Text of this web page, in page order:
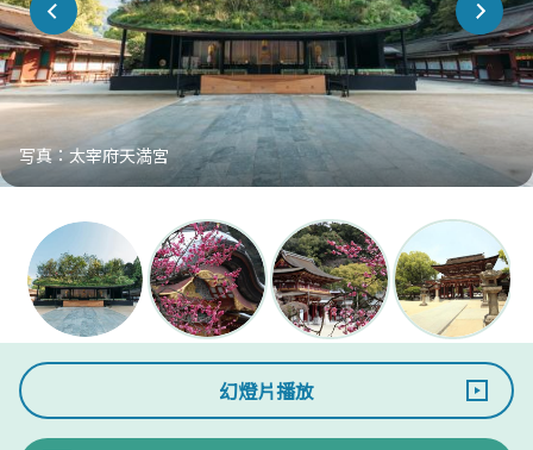
写真：太宰府天満宮
幻燈片播放